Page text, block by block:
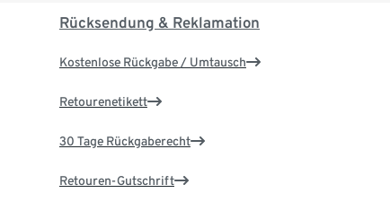
Rücksendung & Reklamation
Kostenlose Rückgabe / Umtausch
Retourenetikett
30 Tage Rückgaberecht
Retouren-Gutschrift